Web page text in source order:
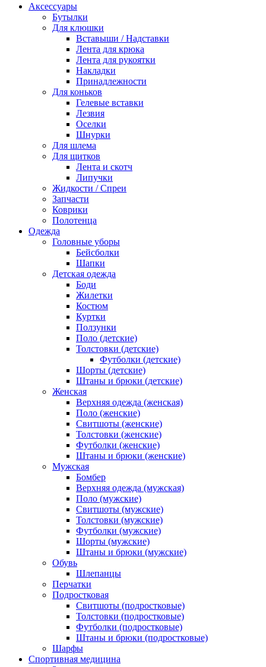
Аксессуары
Бутылки
Для клюшки
Вставыши / Надставки
Лента для крюка
Лента для рукоятки
Накладки
Принадлежности
Для коньков
Гелевые вставки
Лезвия
Оселки
Шнурки
Для шлема
Для щитков
Лента и скотч
Липучки
Жидкости / Спреи
Запчасти
Коврики
Полотенца
Одежда
Головные уборы
Бейсболки
Шапки
Детская одежда
Боди
Жилетки
Костюм
Куртки
Ползунки
Поло (детские)
Толстовки (детские)
Футболки (детские)
Шорты (детские)
Штаны и брюки (детские)
Женская
Верхняя одежда (женская)
Поло (женские)
Свитшоты (женские)
Толстовки (женские)
Футболки (женские)
Штаны и брюки (женские)
Мужская
Бомбер
Верхняя одежда (мужская)
Поло (мужские)
Свитшоты (мужские)
Толстовки (мужские)
Футболки (мужские)
Шорты (мужские)
Штаны и брюки (мужские)
Обувь
Шлепанцы
Перчатки
Подростковая
Свитшоты (подростковые)
Толстовки (подростковые)
Футболки (подростковые)
Штаны и брюки (подростковые)
Шарфы
Спортивная медицина